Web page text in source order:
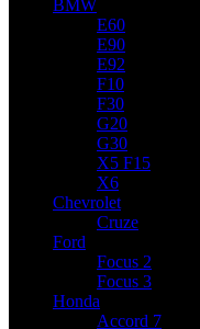
BMW
E60
E90
E92
F10
F30
G20
G30
X5 F15
X6
Chevrolet
Cruze
Ford
Focus 2
Focus 3
Honda
Accord 7